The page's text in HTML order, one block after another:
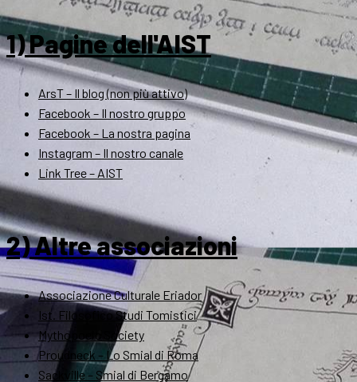
1) Pagine dell'AIST
ArsT – Il blog (non più attivo)
Facebook – Il nostro gruppo
Facebook – La nostra pagina
Instagram – Il nostro canale
Link Tree – AIST
2) Altre associazioni
Associazione Culturale Eriador
Ist. Filosofico Studi Tomistici
Mythopoeic Society
Proudneck – Lo Smial di Roma
Sackville – Smial di Bergamo